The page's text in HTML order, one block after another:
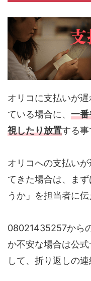
オリコに支払いが
ている場合に、 一
視したり放置する事
オリコへの支払い
てきた場合は、ま
うか」を担当者に
08021435257から
か不安な場合は公
して、折り返しの